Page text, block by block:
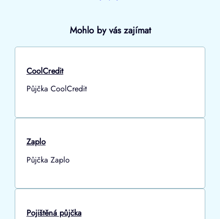
Mohlo by vás zajímat
CoolCredit
Půjčka CoolCredit
Zaplo
Půjčka Zaplo
Pojištěná půjčka